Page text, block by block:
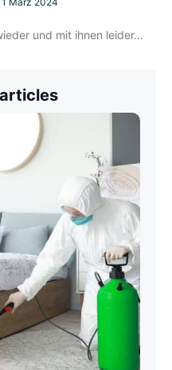
und mit ihnen leider…